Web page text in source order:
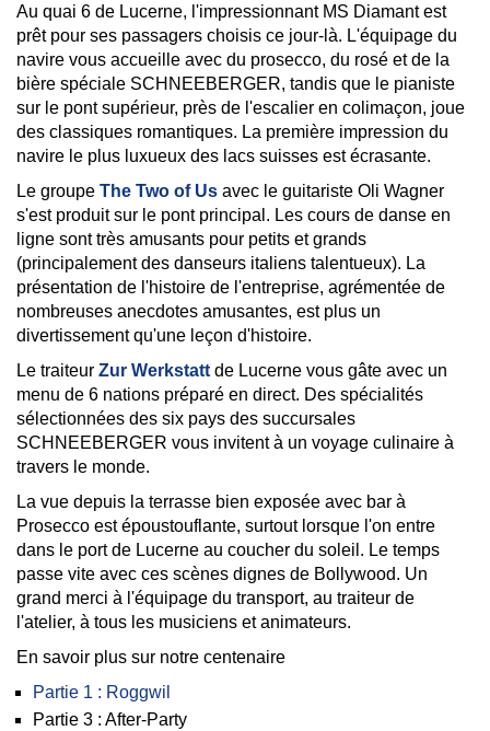
Au quai 6 de Lucerne, l'impressionnant MS Diamant est
prêt pour ses passagers choisis ce jour-là. L'équipage du
navire vous accueille avec du prosecco, du rosé et de la
bière spéciale SCHNEEBERGER, tandis que le pianiste
sur le pont supérieur, près de l'escalier en colimaçon, joue
des classiques romantiques. La première impression du
navire le plus luxueux des lacs suisses est écrasante.
Le groupe The Two of Us avec le guitariste Oli Wagner
s'est produit sur le pont principal. Les cours de danse en
ligne sont très amusants pour petits et grands
(principalement des danseurs italiens talentueux). La
présentation de l'histoire de l'entreprise, agrémentée de
nombreuses anecdotes amusantes, est plus un
divertissement qu'une leçon d'histoire.
Le traiteur Zur Werkstatt de Lucerne vous gâte avec un
menu de 6 nations préparé en direct. Des spécialités
sélectionnées des six pays des succursales
SCHNEEBERGER vous invitent à un voyage culinaire à
travers le monde.
La vue depuis la terrasse bien exposée avec bar à
Prosecco est époustouflante, surtout lorsque l'on entre
dans le port de Lucerne au coucher du soleil. Le temps
passe vite avec ces scènes dignes de Bollywood. Un
grand merci à l'équipage du transport, au traiteur de
l'atelier, à tous les musiciens et animateurs.
En savoir plus sur notre centenaire
Partie 1 : Roggwil
Partie 3 : After-Party